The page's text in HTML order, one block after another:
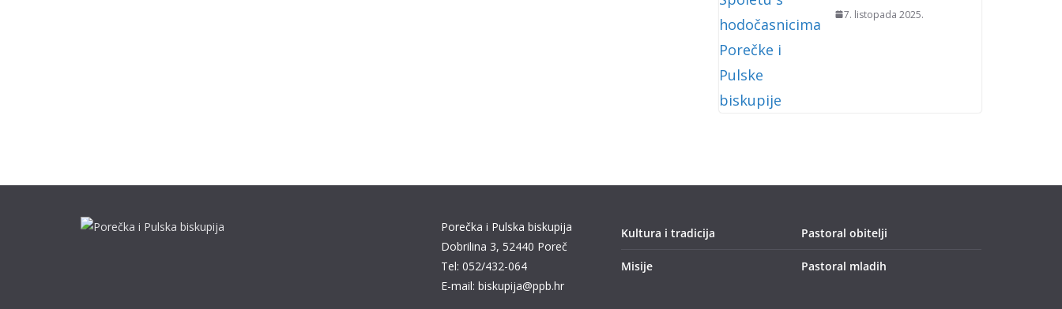
7. listopada 2025.
Porečka i Pulska biskupija
Dobrilina 3, 52440 Poreč
Tel: 052/432-064
E-mail: biskupija@ppb.hr
Kultura i tradicija
Misije
Pastoral obitelji
Pastoral mladih